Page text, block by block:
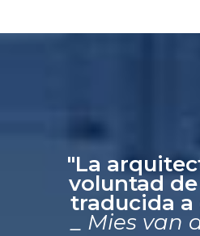
"La
voluntad
traducida a
_ Mies van